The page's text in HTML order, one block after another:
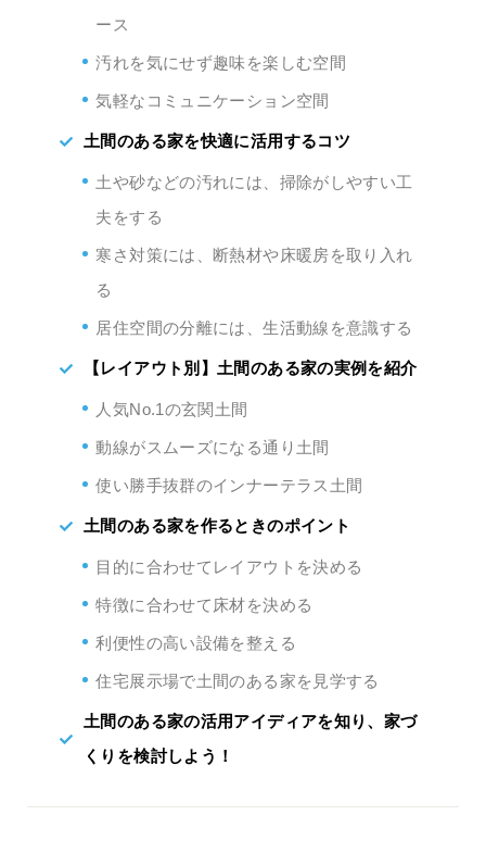
ース
汚れを気にせず趣味を楽しむ空間
気軽なコミュニケーション空間
土間のある家を快適に活用するコツ
土や砂などの汚れには、掃除がしやすい工
夫をする
寒さ対策には、断熱材や床暖房を取り入れ
る
居住空間の分離には、生活動線を意識する
【レイアウト別】土間のある家の実例を紹介
人気No.1の玄関土間
動線がスムーズになる通り土間
使い勝手抜群のインナーテラス土間
土間のある家を作るときのポイント
目的に合わせてレイアウトを決める
特徴に合わせて床材を決める
利便性の高い設備を整える
住宅展示場で土間のある家を見学する
土間のある家の活用アイディアを知り、家づ
くりを検討しよう！